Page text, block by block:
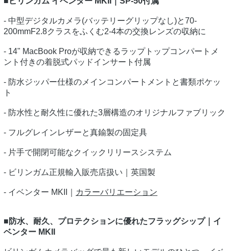
- 中型デジタルカメラ(バッテリーグリップなし)と70-
200mmF2.8クラスをふくむ2-4本の交換レンズの収納に
- 14" MacBook Proが収納できるラップトップコンパートメ
ント付きの着脱式パッドインサート付属
- 防水ジッパー仕様のメインコンパートメントと書類ポケッ
ト
- 防水性と耐久性に優れた3層構造のオリジナルファブリック
- フルグレインレザーと真鍮製の固定具
- 片手で開閉可能なクイックリリースシステム
- ビリンガム正規輸入販売店扱い｜英国製
- イベンター MKII｜ カラーバリエーション
■防水、耐久、プロテクションに優れたフラッグシップ｜イ
ベンター MKII